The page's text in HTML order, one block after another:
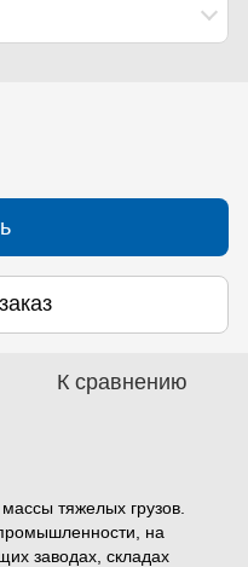
К сравнению
тяжелых грузов.
на
заводах, складах